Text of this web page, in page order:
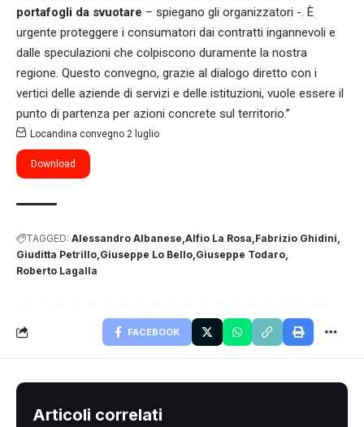
portafogli da svuotare – spiegano gli organizzatori -. È
urgente proteggere i consumatori dai contratti ingannevoli e
dalle speculazioni che colpiscono duramente la nostra
regione. Questo convegno, grazie al dialogo diretto con i
vertici delle aziende di servizi e delle istituzioni, vuole essere il
punto di partenza per azioni concrete sul territorio.”
Locandina convegno 2 luglio
Download
TAGGED: Alessandro Albanese Alfio La Rosa Fabrizio Ghidini
Giuditta Petrillo Giuseppe Lo Bello Giuseppe Todaro
Roberto Lagalla
FACEBOOK
Articoli correlati